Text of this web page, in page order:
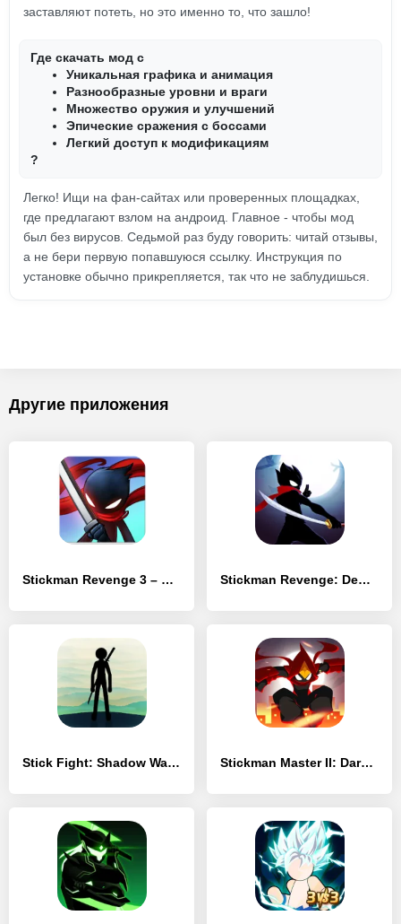
заставляют потеть, но это именно то, что зашло!
Где скачать мод с
Уникальная графика и анимация
Разнообразные уровни и враги
Множество оружия и улучшений
Эпические сражения с боссами
Легкий доступ к модификациям
?
Легко! Ищи на фан-сайтах или проверенных площадках,
где предлагают взлом на андроид. Главное - чтобы мод
был без вирусов. Седьмой раз буду говорить: читай отзывы,
а не бери первую попавшуюся ссылку. Инструкция по
установке обычно прикрепляется, так что не заблудишься.
Другие приложения
Stickman Revenge 3 – Ninja Warrior – Shadow Fight Stickman Revenge: Demon Slayer
Stick Fight: Shadow Warrior & Stickman Game Stickman Master II: Dark Earldom